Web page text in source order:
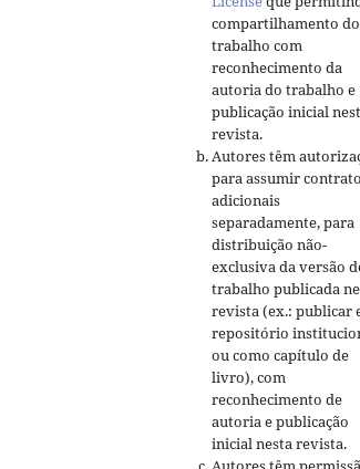
compartilhamento do
trabalho com
reconhecimento da
autoria do trabalho e
publicação inicial
revista.
Autores têm
para assumir
adicionais
separadamente, para
distribuição não-
exclusiva da versão
trabalho publicada
revista (ex.: publicar
repositório
ou como capítulo de
livro), com
reconhecimento de
autoria e publicação
inicial nesta revista.